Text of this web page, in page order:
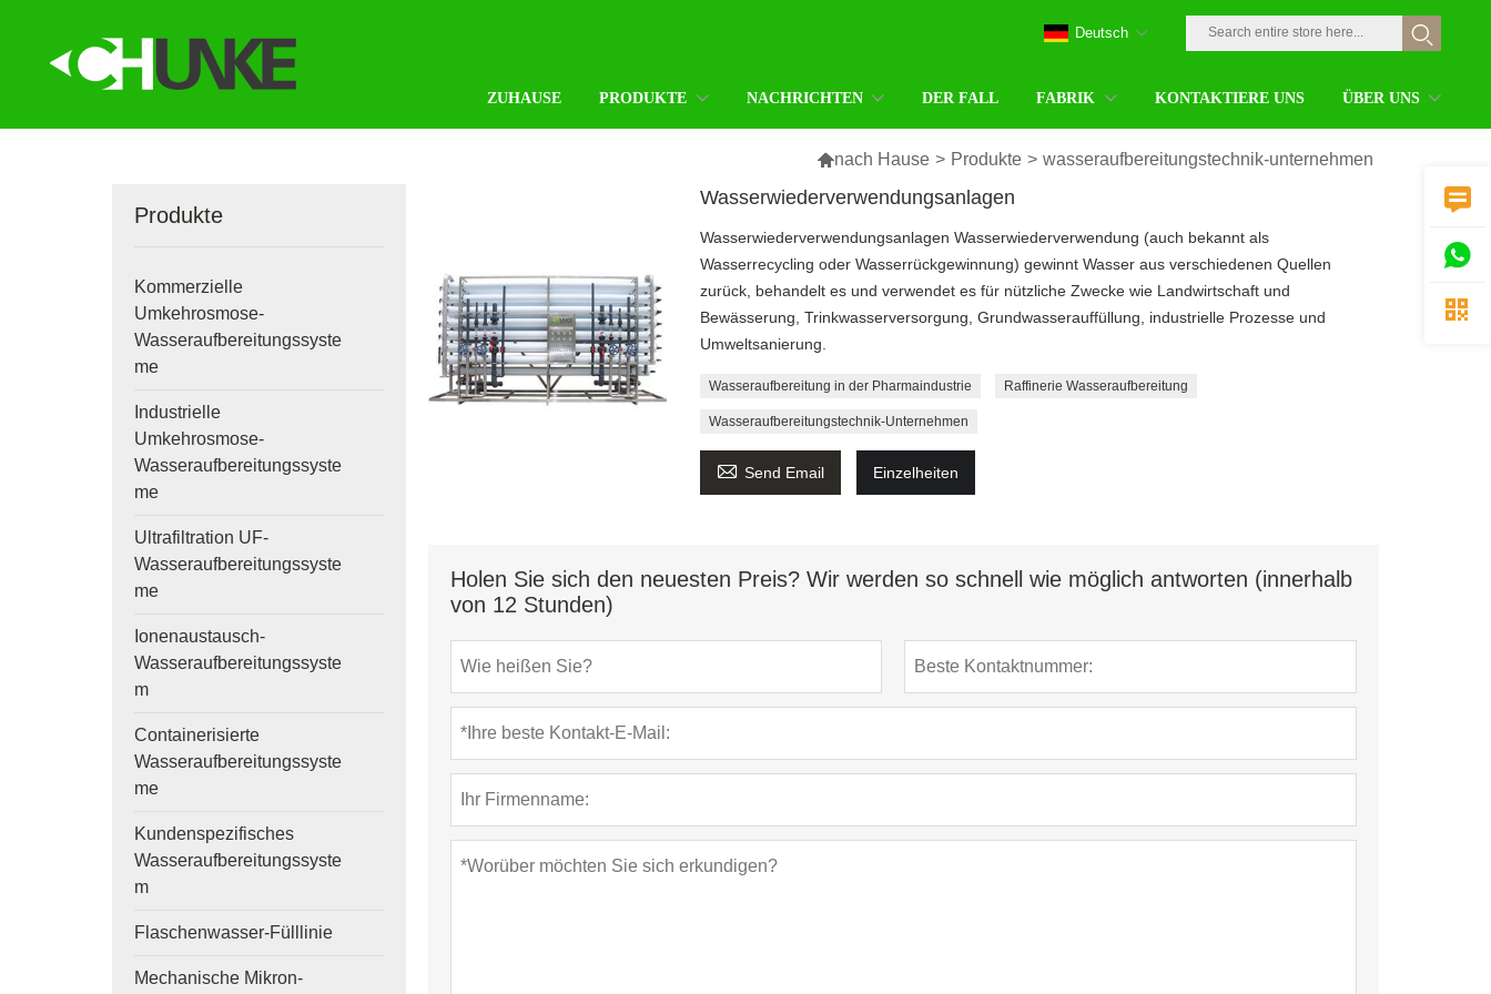
ZUHAUSE PRODUKTE NACHRICHTEN DER FALL FABRIK KONTAKTIERE UNS ÜBER UNS
Deutsch
nach Hause > Produkte > wasseraufbereitungstechnik-unternehmen
Produkte
Kommerzielle
Umkehrosmose-
Wasseraufbereitungssyste
me
Industrielle
Umkehrosmose-
Wasseraufbereitungssyste
me
Ultrafiltration UF-
Wasseraufbereitungssyste
me
Ionenaustausch-
Wasseraufbereitungssyste
m
Containerisierte
Wasseraufbereitungssyste
me
Kundenspezifisches
Wasseraufbereitungssyste
m
Flaschenwasser-Fülllinie
Mechanische Mikron-
Wasserwiederverwendungsanlagen
Wasserwiederverwendungsanlagen Wasserwiederverwendung (auch bekannt als
Wasserrecycling oder Wasserrückgewinnung) gewinnt Wasser aus verschiedenen Quellen
zurück, behandelt es und verwendet es für nützliche Zwecke wie Landwirtschaft und
Bewässerung, Trinkwasserversorgung, Grundwasserauffüllung, industrielle Prozesse und
Umweltsanierung.
Wasseraufbereitung in der Pharmaindustrie Raffinerie Wasseraufbereitung
Wasseraufbereitungstechnik-Unternehmen
 Send Email Einzelheiten
Holen Sie sich den neuesten Preis? Wir werden so schnell wie möglich antworten (innerhalb
von 12 Stunden)


